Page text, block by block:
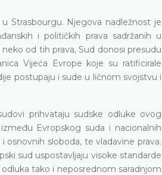
Strasbourgu. Njegova nadležnost je
i političkih prava sadržanih u
od tih prava, Sud donosi presudu
Vijeća Evrope koje su ratificirale
postupaju i sude u ličnom svojstvu i
prihvataju sudske odluke ovog
Evropskog suda i nacionalnih
sloboda, te vladavine prava.
sud uspostavljaju visoke standarde
tako i neposrednom saradnjom